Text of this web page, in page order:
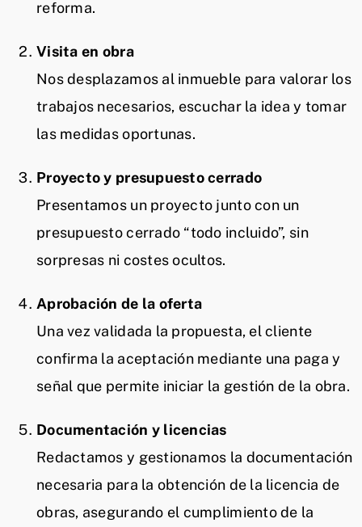
reforma.
Visita en obra
Nos desplazamos al inmueble para valorar los
trabajos necesarios, escuchar la idea y tomar
las medidas oportunas.
Proyecto y presupuesto cerrado
Presentamos un proyecto junto con un
presupuesto cerrado “todo incluido”, sin
sorpresas ni costes ocultos.
Aprobación de la oferta
Una vez validada la propuesta, el cliente
confirma la aceptación mediante una paga y
señal que permite iniciar la gestión de la obra.
Documentación y licencias
Redactamos y gestionamos la documentación
necesaria para la obtención de la licencia de
obras, asegurando el cumplimiento de la